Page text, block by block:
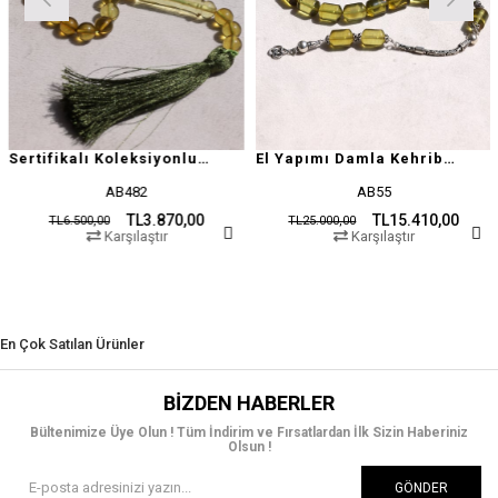
Sertifikalı Koleksiyonluk Özel Seri Damla Kehribar
TL3.870,00
TL6.500,00
Karşılaştır
El Yapımı Damla Kehribar Tesbih
TL15.410,00
TL25.000,00
Karşılaştır
En Çok Satılan Ürünler
BIZDEN HABERLER
Bültenimize Üye Olun ! Tüm İndirim ve Fırsatlardan İlk Sizin Haberiniz
Olsun !
GÖNDER